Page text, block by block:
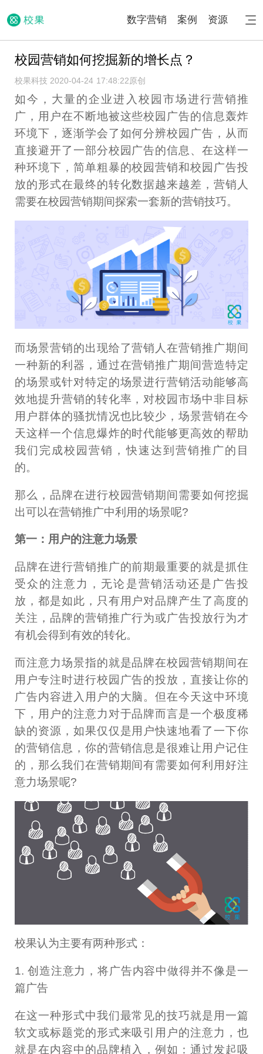
数字营销 案例 资源
校园营销如何挖掘新的增长点？
校果科技 2020-04-24 17:48:22原创
如今，大量的企业进入校园市场进行营销推
广，用户在不断地被这些校园广告的信息轰炸
环境下，逐渐学会了如何分辨校园广告，从而
直接避开了一部分校园广告的信息、在这样一
种环境下，简单粗暴的校园营销和校园广告投
放的形式在最终的转化数据越来越差，营销人
需要在校园营销期间探索一套新的营销技巧。
而场景营销的出现给了营销人在营销推广期间
一种新的利器，通过在营销推广期间营造特定
的场景或针对特定的场景进行营销活动能够高
效地提升营销的转化率，对校园市场中非目标
用户群体的骚扰情况也比较少，场景营销在今
天这样一个信息爆炸的时代能够更高效的帮助
我们完成校园营销，快速达到营销推广的目
的。
那么，品牌在进行校园营销期间需要如何挖掘
出可以在营销推广中利用的场景呢?
第一：用户的注意力场景
品牌在进行营销推广的前期最重要的就是抓住
受众的注意力，无论是营销活动还是广告投
放，都是如此，只有用户对品牌产生了高度的
关注，品牌的营销推广行为或广告投放行为才
有机会得到有效的转化。
而注意力场景指的就是品牌在校园营销期间在
用户专注时进行校园广告的投放，直接让你的
广告内容进入用户的大脑。但在今天这中环境
下，用户的注意力对于品牌而言是一个极度稀
缺的资源，如果仅仅是用户快速地看了一下你
的营销信息，你的营销信息是很难让用户记住
的，那么我们在营销期间有需要如何利用好注
意力场景呢?
校果认为主要有两种形式：
1. 创造注意力，将广告内容中做得并不像是一
篇广告
在这一种形式中我们最常见的技巧就是用一篇
软文或标题党的形式来吸引用户的注意力，也
就是在内容中的品牌植入，例如：通过发起吸